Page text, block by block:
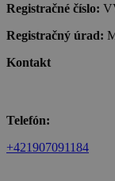
Registračné číslo:
Registračný úrad:
Kontakt
Telefón:
+421907091184